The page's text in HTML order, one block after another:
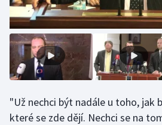
Krasobruslení
Lezení
Lyže a snowboard
Moderní pětiboj
"Už nechci být nadále u toho, jak
které se zde dějí. Nechci se na